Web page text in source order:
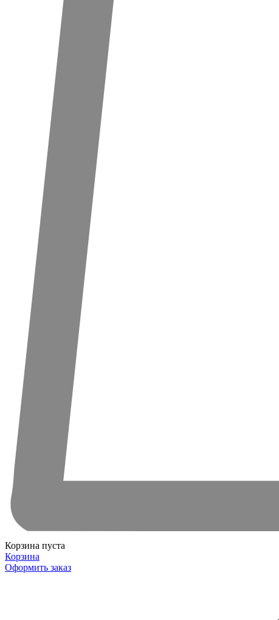
Корзина пуста
Корзина
Оформить заказ